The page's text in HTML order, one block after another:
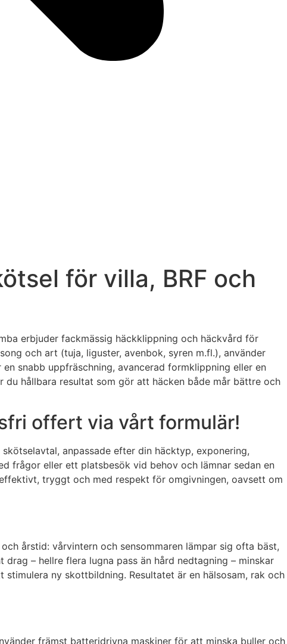
för villa, BRF och
erbjuder fackmässig häckklippning och häckvård för
och art (tuja, liguster, avenbok, syren m.fl.), använder
snabb uppfräschning, avancerad formklippning eller en
hållbara resultat som gör att häcken både mår bättre och
offert via vårt formulär!
anpassade efter din häcktyp, exponering,
frågor eller ett platsbesök vid behov och lämnar sedan en
tryggt och med respekt för omgivningen, oavsett om
årstid: vårvintern och sensommaren lämpar sig ofta bäst,
– hellre flera lugna pass än hård nedtagning – minskar
ny skottbildning. Resultatet är en hälsosam, rak och
främst batteridrivna maskiner för att minska buller och